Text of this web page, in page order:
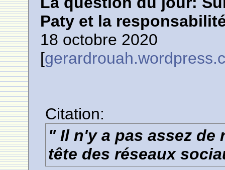
Paty et la
18 octobre 2020
[
Citation:
" Il n'y a pas assez
tête des réseaux